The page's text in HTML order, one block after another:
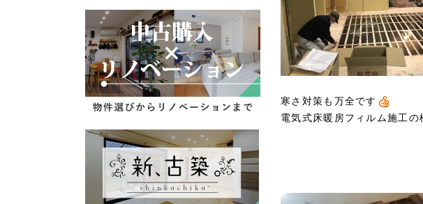
寒さ対策も万全です
電気式床暖房フィルム施工の